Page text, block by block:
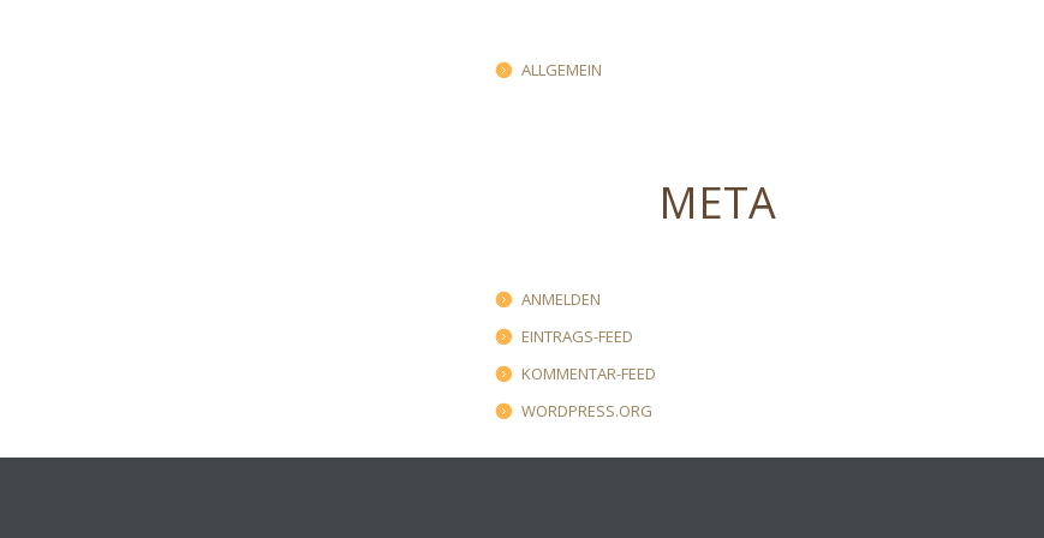
ALLGEMEIN
META
ANMELDEN
EINTRAGS-FEED
KOMMENTAR-FEED
WORDPRESS.ORG